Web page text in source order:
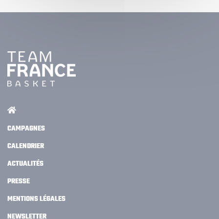
CAMPAGNES
CALENDRIER
ACTUALITÉS
PRESSE
MENTIONS LÉGALES